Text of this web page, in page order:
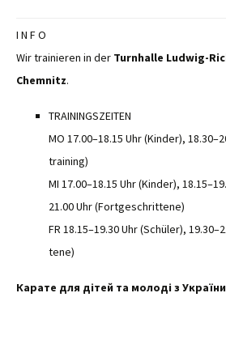
I N F O
Wir trainieren in der Turn­halle Lud­wig-
Chem­nitz.
TRAININGSZEITEN
MO 17.00–18.15 Uhr (Kinder),
train­ing)
MI 17.00–18.15 Uhr (Kinder),
21.00 Uhr (Fort­geschrit­tene)
FR 18.15–19.30 Uhr (Schüler),
tene)
Карате для дітей та молоді з